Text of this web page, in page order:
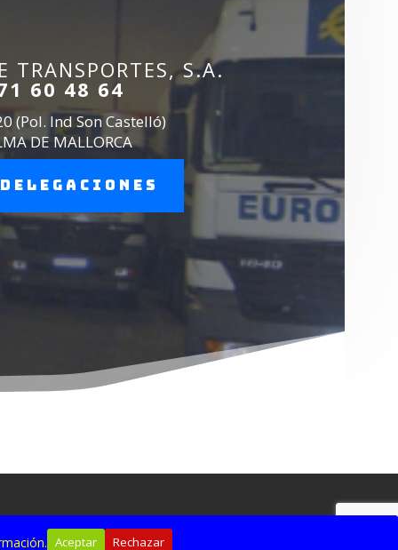
TRANSPORTES, S.A.
60 48 64
(Pol. Ind Son Castelló)
DE MALLORCA
Aceptar Rechazar